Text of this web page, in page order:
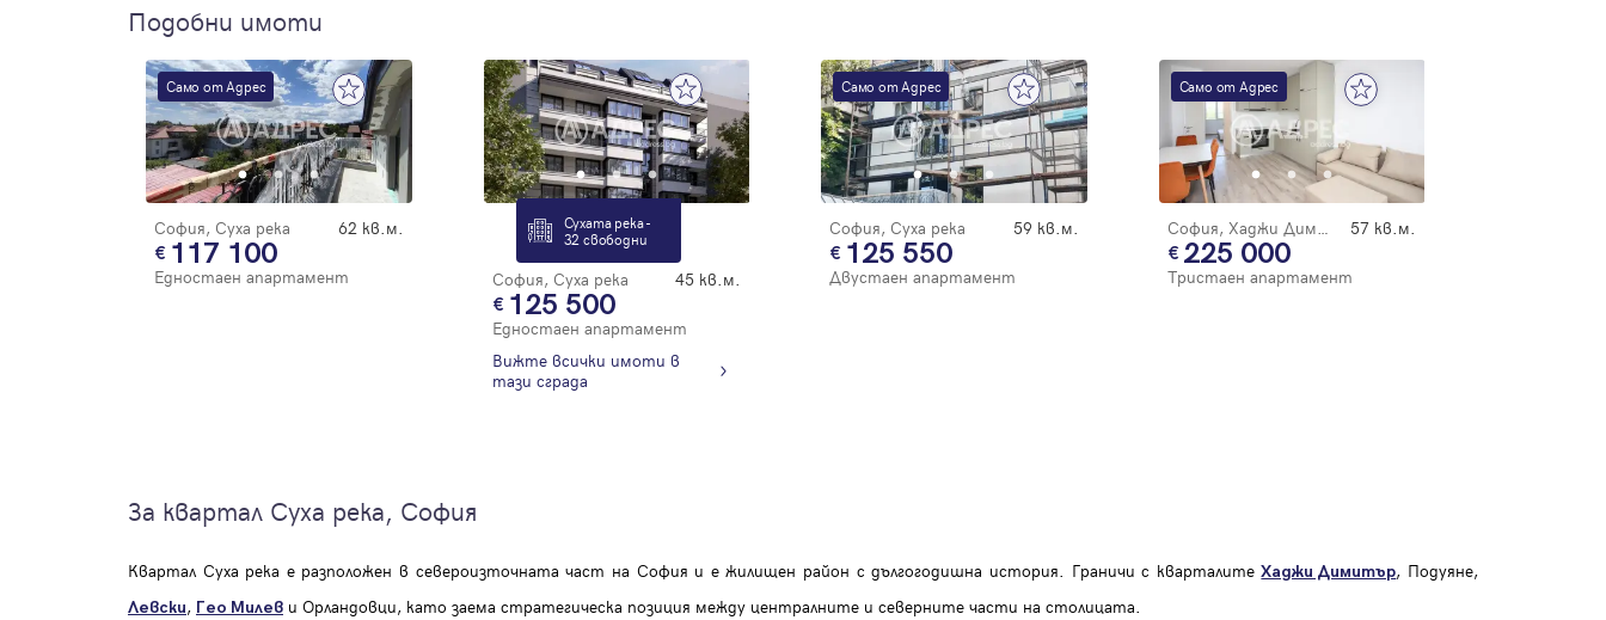
Подобни имоти
Само от Адрес
София, Суха река 62 кв.м.
117 100
Едностаен апартамент
Сухата река -
32 свободни
София, Суха река 45 кв.м.
125 500
Едностаен апартамент
Вижте всички имоти в
тази сграда
Само от Адрес
София, Суха река 59 кв.м.
125 550
Двустаен апартамент
Само от Адрес
София, Хаджи Димитър 57 кв.м.
225 000
Тристаен апартамент
За квартал Суха река, София
Квартал Суха река е разположен в североизточната част на София и е жилищен район с дългогодишна история. Граничи с кварталитеХаджи Димитър, Подуяне,
Левски, Гео Милев и Орландовци, като заема стратегическа позиция между централните и северните части на столицата.
Благодарим ви! Проверете имейл адрес си, за да активирате
регистрацията.
Благодарим ви! Очаквайте скоро да се свържем с вас!
Имейл Парола
Вход с имейл
Забравена парола